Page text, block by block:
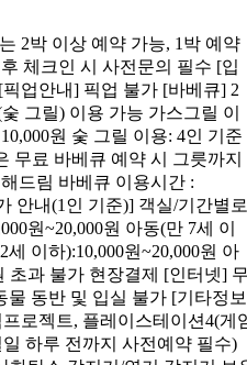
2박 이상 예약 가능, 1박 예약
체크인 시 사전문의 필수 [입
업안내] 픽업 불가 [바베큐] 2
그릴) 이용 가능 가스그릴 이
원 숯 그릴 이용: 4인 기준
무료 바베큐 예약 시 그릇까지
드림 바베큐 이용시간 :
안내(1인 기준)] 객실/기간별로
원~20,000원 아동(만 7세 이
세 이하):10,000원~20,000원 아
초과 불가 현장결제 [인터넷]
물 동반 및 입실 불가 [기타정
로젝트, 플레이스테이션4(게
하루 전까지 사전예약 필수)